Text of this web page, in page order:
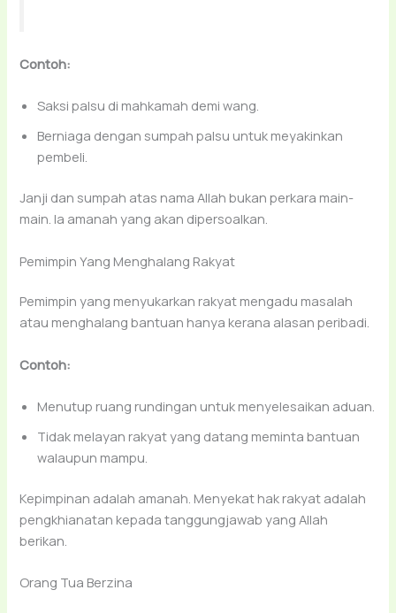
Contoh:
Saksi palsu di mahkamah demi wang.
Berniaga dengan sumpah palsu untuk meyakinkan
pembeli.
Janji dan sumpah atas nama Allah bukan perkara main-
main. Ia amanah yang akan dipersoalkan.
Pemimpin Yang Menghalang Rakyat
Pemimpin yang menyukarkan rakyat mengadu masalah
atau menghalang bantuan hanya kerana alasan peribadi.
Contoh:
Menutup ruang rundingan untuk menyelesaikan aduan.
Tidak melayan rakyat yang datang meminta bantuan
walaupun mampu.
Kepimpinan adalah amanah. Menyekat hak rakyat adalah
pengkhianatan kepada tanggungjawab yang Allah
berikan.
Orang Tua Berzina